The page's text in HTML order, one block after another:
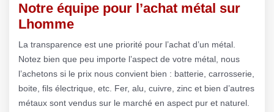
Notre équipe pour l’achat métal sur
Lhomme
La transparence est une priorité pour l’achat d’un métal.
Notez bien que peu importe l’aspect de votre métal, nous
l’achetons si le prix nous convient bien : batterie, carrosserie,
boite, fils électrique, etc. Fer, alu, cuivre, zinc et bien d’autres
métaux sont vendus sur le marché en aspect pur et naturel.